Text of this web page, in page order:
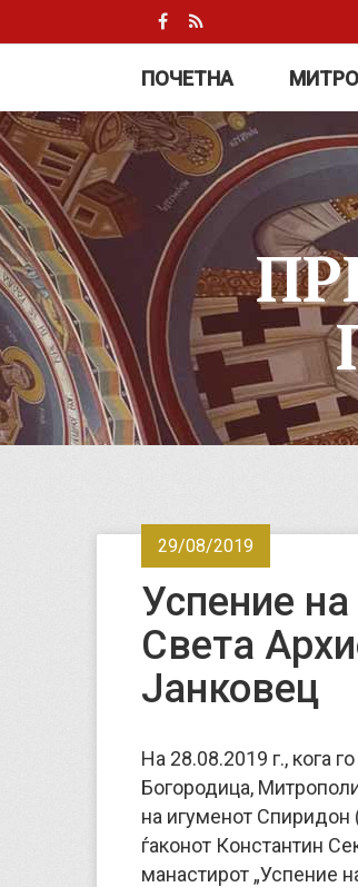
ПОЧЕТНА
29/08/2019
Успение
Света
Јанковец
На 28.08.2019 г., кога
Богородица,
на игуменот Спиридон
ѓаконот Константин
манастирот „Успение